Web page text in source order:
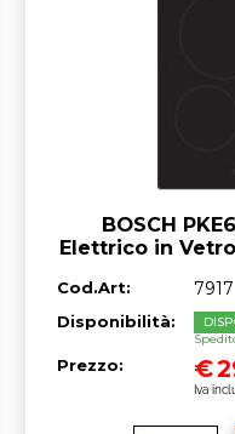
BOSCH
Elettrico in
Cod.Art: 7917
Disponibilità:
Prezzo: €
Iva